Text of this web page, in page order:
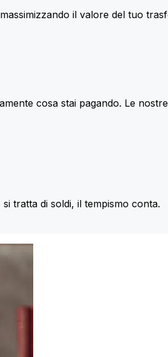
il valore del tuo
cosa stai pagando. Le
tratta di soldi, il tempismo conta.